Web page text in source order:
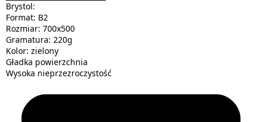
Brystol:
Format: B2
Rozmiar: 700x500
Gramatura: 220g
Kolor: zielony
Gładka powierzchnia
Wysoka nieprzezroczystość